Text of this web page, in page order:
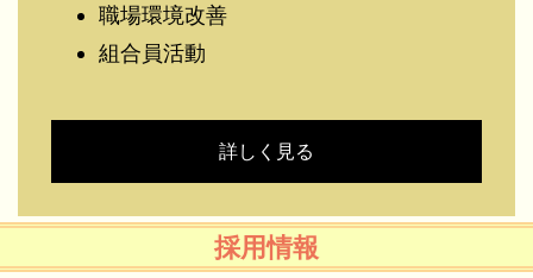
職場環境改善
組合員活動
詳しく見る
採用情報